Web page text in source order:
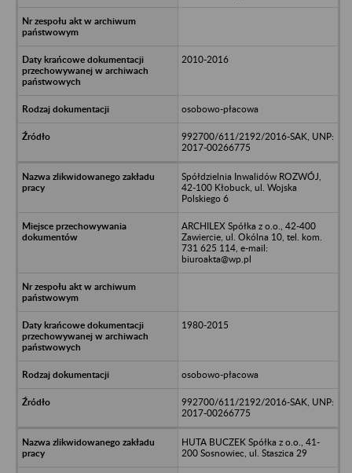
2010-2016
osobowo-płacowa
992700/611/2192/2016-SAK, UNP:
2017-00266775
Spółdzielnia Inwalidów ROZWÓJ,
42-100 Kłobuck, ul. Wojska
Polskiego 6
ARCHILEX Spółka z o.o., 42-400
Zawiercie, ul. Okólna 10, tel. kom.
731 625 114, e-mail:
biuroakta@wp.pl
1980-2015
osobowo-płacowa
992700/611/2192/2016-SAK, UNP:
2017-00266775
HUTA BUCZEK Spółka z o.o., 41-
200 Sosnowiec, ul. Staszica 29